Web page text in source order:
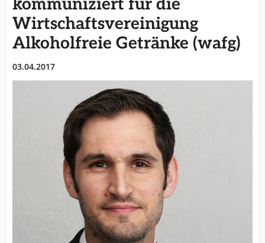
kommuniziert für die
Wirtschaftsvereinigung
Alkoholfreie Getränke (wafg)
03.04.2017